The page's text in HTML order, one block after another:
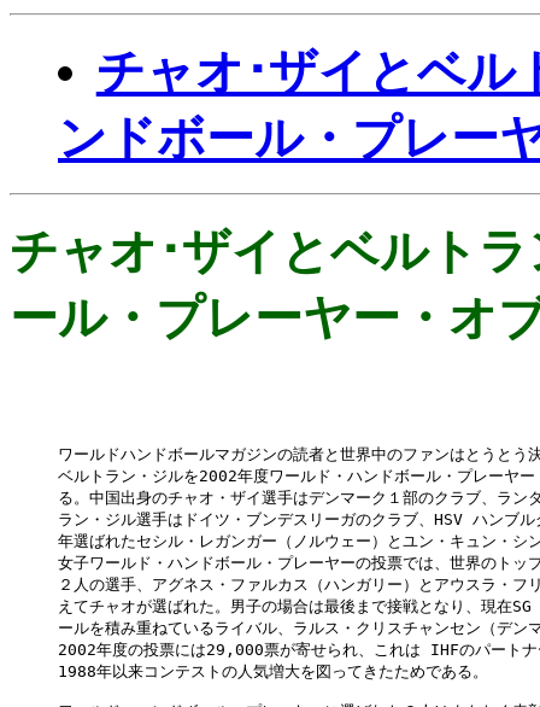
チャオ･ザイとベル
ンドボール・プレー
チャオ･ザイとベルト
ール・プレーヤー・オ
ワールドハンドボールマガジンの読者と世界中のファンはとうとう
ベルトラン・ジルを2002年度ワールド・ハンドボール・プレーヤ
る。中国出身のチャオ・ザイ選手はデンマーク１部のクラブ、ラン
ラン・ジル選手はドイツ・ブンデスリーガのクラブ、HSV ハンブ
年選ばれたセシル・レガンガー（ノルウェー）とユン・キュン・シ
女子ワールド・ハンドボール・プレーヤーの投票では、世界のトッ
２人の選手、アグネス・ファルカス（ハンガリー）とアウスラ・フ
えてチャオが選ばれた。男子の場合は最後まで接戦となり、現在
ールを積み重ねているライバル、ラルス・クリスチャンセン（デン
2002年度の投票には29,000票が寄せられ、これは IHFのパートナ
1988年以来コンテストの人気増大を図ってきたためである。